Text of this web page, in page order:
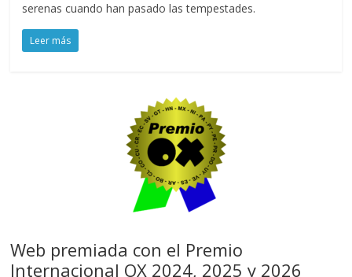
serenas cuando han pasado las tempestades.
Leer más
Web premiada con el Premio
Internacional OX 2024, 2025 y 2026